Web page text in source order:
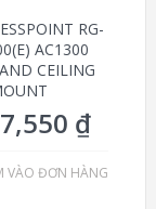
RG-
AC1300
CEILING
₫
VÀO ĐƠN HÀNG